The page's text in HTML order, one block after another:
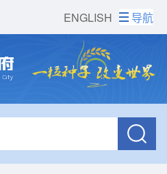
ENGLISH 导航